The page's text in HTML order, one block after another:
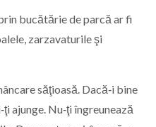
bucătărie de parcă ar fi
zarzavaturile şi
săţioasă. Dacă‑i bine
ajunge. Nu‑ţi îngreunează